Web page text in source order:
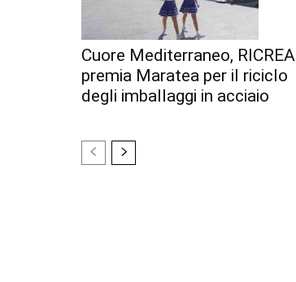
Cuore Mediterraneo, RICREA
premia Maratea per il riciclo
degli imballaggi in acciaio